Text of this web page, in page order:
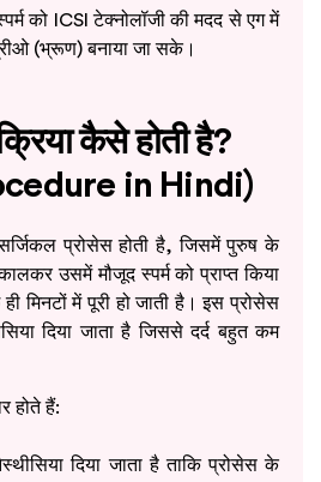
को ICSI टेक्नोलॉजी की मदद से एग में
(भ्रूण) बनाया जा सके।
कैसे होती है?
in Hindi)
प्रोसेस होती है, जिसमें पुरुष के
उसमें मौजूद स्पर्म को प्राप्त किया
मिनटों में पूरी हो जाती है। इस प्रोसेस
दिया जाता है जिससे दर्द बहुत कम
होते हैं:
दिया जाता है ताकि प्रोसेस के